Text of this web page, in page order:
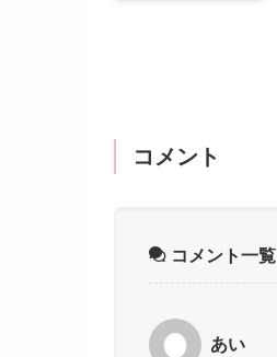
コメント
コメント一覧
あい